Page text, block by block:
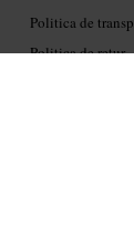
Politica de
Politica de retur